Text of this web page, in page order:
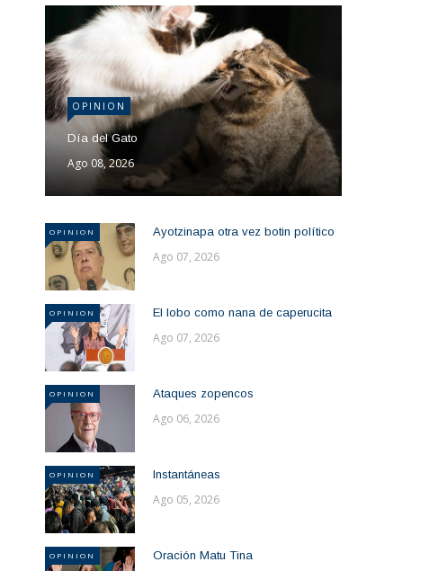
OPINION
Día del Gato
Ago 08, 2026
OPINION Ayotzinapa otra vez botin político
Ago 07, 2026
OPINION El lobo como nana de caperucita
Ago 07, 2026
OPINION Ataques zopencos
Ago 06, 2026
OPINION Instantáneas
Ago 05, 2026
OPINION Oración Matu Tina